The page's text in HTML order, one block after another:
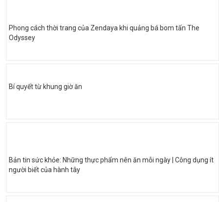
Phong cách thời trang của Zendaya khi quảng bá bom tấn The
Odyssey
Bí quyết từ khung giờ ăn
Bản tin sức khỏe: Những thực phẩm nên ăn mỗi ngày | Công dụng ít
người biết của hành tây